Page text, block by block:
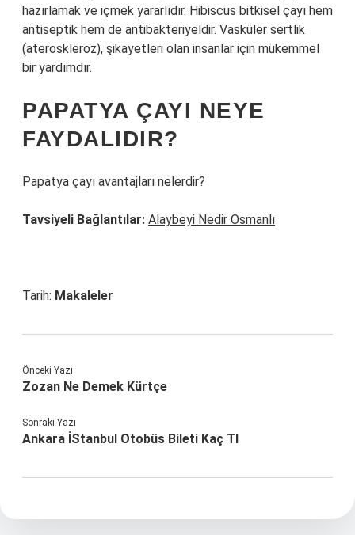
hazırlamak ve içmek yararlıdır. Hibiscus bitkisel çayı hem
antiseptik hem de antibakteriyeldir. Vasküler sertlik
(ateroskleroz), şikayetleri olan insanlar için mükemmel
bir yardımdır.
PAPATYA ÇAYI NEYE
FAYDALIDIR?
Papatya çayı avantajları nelerdir?
Tavsiyeli Bağlantılar: Alaybeyi Nedir Osmanlı
Tarih: Makaleler
Önceki Yazı
Zozan Ne Demek Kürtçe
Sonraki Yazı
Ankara İStanbul Otobüs Bileti Kaç Tl